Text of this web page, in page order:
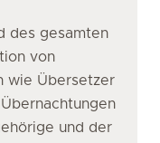
des gesamten
von
wie Übersetzer
und der